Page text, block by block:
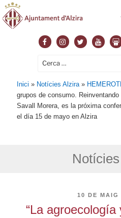
FacebookInstagram
Twitter
Cerca:
Inici » Notícies Alzira »
grupos de consumo.
Savall Morera, es la próxima
el día 15 de mayo en Alzira
PUBLICAT
10 DE MAIG
“La